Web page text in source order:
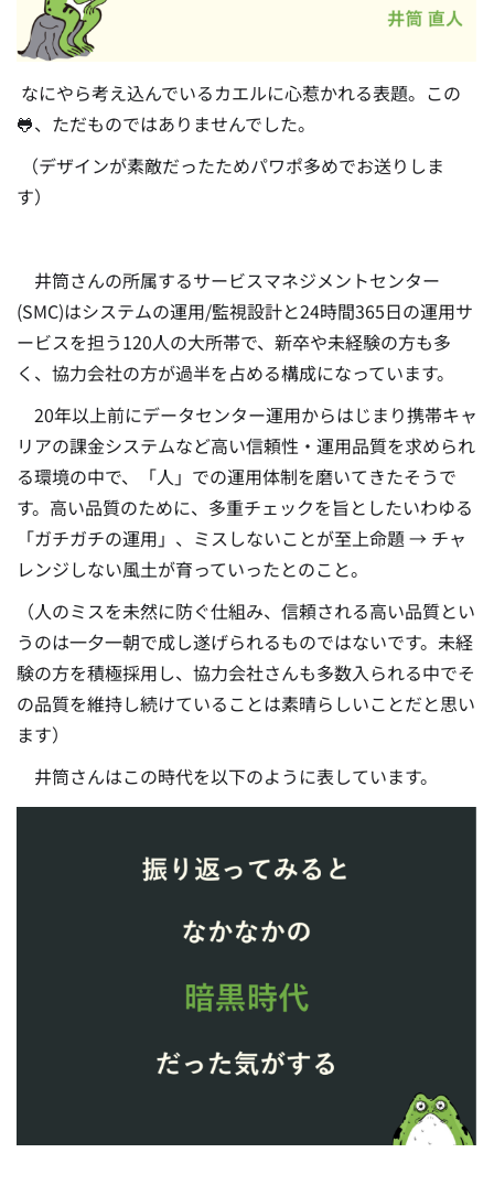
なにやら考え込んでいるカエルに心惹かれる表題。この
🐸、ただものではありませんでした。
（デザインが素敵だったためパワポ多めでお送りしま
す）
井筒さんの所属するサービスマネジメントセンター
(SMC)はシステムの運用/監視設計と24時間365日の運用サ
ービスを担う120人の大所帯で、新卒や未経験の方も多
く、協力会社の方が過半を占める構成になっています。
20年以上前にデータセンター運用からはじまり携帯キャ
リアの課金システムなど高い信頼性・運用品質を求められ
る環境の中で、「人」での運用体制を磨いてきたそうで
す。高い品質のために、多重チェックを旨としたいわゆる
「ガチガチの運用」、ミスしないことが至上命題 → チャ
レンジしない風土が育っていったとのこと。
（人のミスを未然に防ぐ仕組み、信頼される高い品質とい
うのは一夕一朝で成し遂げられるものではないです。未経
験の方を積極採用し、協力会社さんも多数入られる中でそ
の品質を維持し続けていることは素晴らしいことだと思い
ます）
井筒さんはこの時代を以下のように表しています。